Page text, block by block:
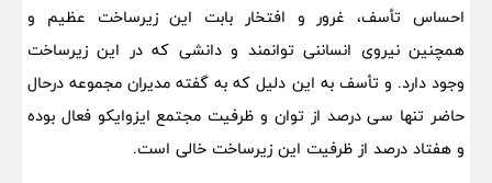
احساس تأسف، غرور و افتخار بابت این زیرساخت عظیم و
همچنین نیروی انساننی توانمند و دانشی که در این زیرساخت
وجود دارد. و تأسف به این دلیل که به گفته مدیران مجموعه درحال
حاضر تنها سی درصد از توان و ظرفیت مجتمع ایزوایکو فعال بوده
و هفتاد درصد از ظرفیت این زیرساخت خالی است.